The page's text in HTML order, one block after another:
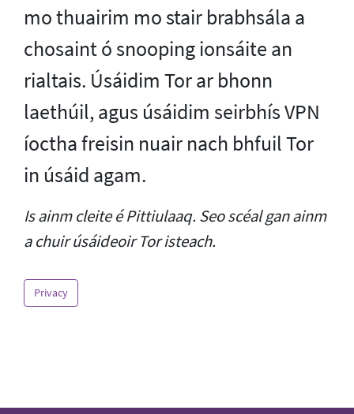
mo thuairim mo stair brabhsála a
chosaint ó snooping ionsáite an
rialtais. Úsáidim Tor ar bhonn
laethúil, agus úsáidim seirbhís VPN
íoctha freisin nuair nach bhfuil Tor
in úsáid agam.
Is ainm cleite é Pittiulaaq. Seo scéal gan ainm
a chuir úsáideoir Tor isteach.
Privacy